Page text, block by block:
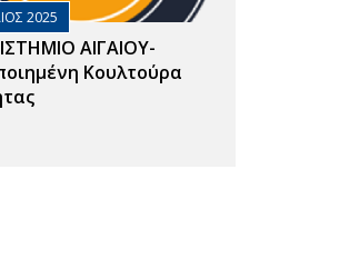
2025
ΑΙΓΑΙΟΥ-
Κουλτούρα